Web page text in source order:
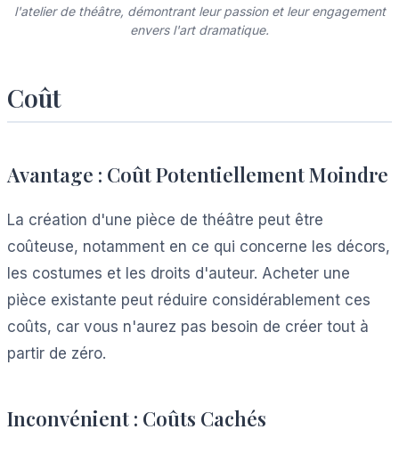
l'atelier de théâtre, démontrant leur passion et leur engagement
envers l'art dramatique.
Coût
Avantage : Coût Potentiellement Moindre
La création d'une pièce de théâtre peut être
coûteuse, notamment en ce qui concerne les décors,
les costumes et les droits d'auteur. Acheter une
pièce existante peut réduire considérablement ces
coûts, car vous n'aurez pas besoin de créer tout à
partir de zéro.
Inconvénient : Coûts Cachés